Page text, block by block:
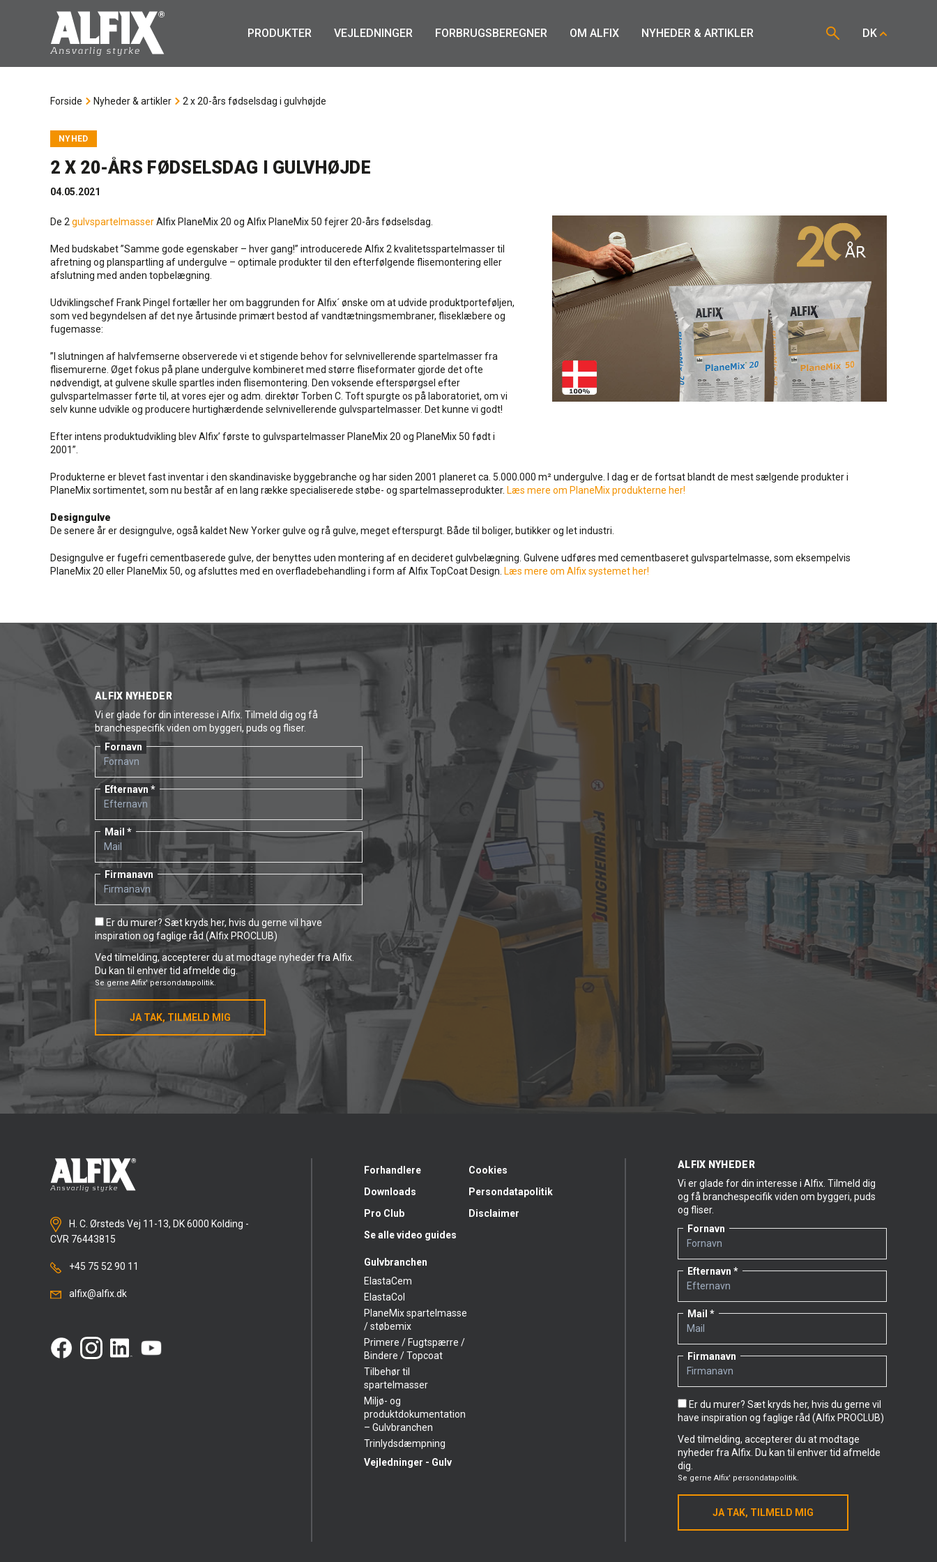
PRODUKTER VEJLEDNINGER FORBRUGSBEREGNER OM ALFIX NYHEDER & ARTIKLER DK
Forside Nyheder & artikler 2 x 20-års fødselsdag i gulvhøjde
NYHED
2 X 20-ÅRS FØDSELSDAG I GULVHØJDE
04.05.2021
De 2 gulvspartelmasserAlfix PlaneMix 20 og Alfix PlaneMix 50 fejrer 20-års fødselsdag.
Med budskabet ”Samme gode egenskaber – hver gang!” introducerede Alfix 2 kvalitetsspartelmasser til
afretning og planspartling af undergulve – optimale produkter til den efterfølgende flisemontering eller
afslutning med anden topbelægning.
Udviklingschef Frank Pingel fortæller her om baggrunden for Alfix´ ønske om at udvide produktporteføljen,
som ved begyndelsen af det nye årtusinde primært bestod af vandtætningsmembraner, fliseklæbere og
fugemasse:
”I slutningen af halvfemserne observerede vi et stigende behov for selvnivellerende spartelmasser fra
flisemurerne. Øget fokus på plane undergulve kombineret med større fliseformater gjorde det ofte
nødvendigt, at gulvene skulle spartles inden flisemontering. Den voksende efterspørgsel efter
gulvspartelmasser førte til, at vores ejer og adm. direktør Torben C. Toft spurgte os på laboratoriet, om vi
selv kunne udvikle og producere hurtighærdende selvnivellerende gulvspartelmasser. Det kunne vi godt!
Efter intens produktudvikling blev Alfix’ første to gulvspartelmasser PlaneMix 20 og PlaneMix 50 født i
2001”.
Produkterne er blevet fast inventar i den skandinaviske byggebranche og har siden 2001 planeret ca. 5.000.000 m² undergulve. I dag er de fortsat blandt de mest sælgende produkter i
PlaneMix sortimentet, som nu består af en lang række specialiserede støbe- og spartelmasseprodukter. Læs mere om PlaneMix produkterne her!
Designgulve
De senere år er designgulve, også kaldet New Yorker gulve og rå gulve, meget efterspurgt. Både til boliger, butikker og let industri.
Designgulve er fugefri cementbaserede gulve, der benyttes uden montering af en decideret gulvbelægning. Gulvene udføres med cementbaseret gulvspartelmasse, som eksempelvis
PlaneMix 20 eller PlaneMix 50, og afsluttes med en overfladebehandling i form af Alfix TopCoat Design. Læs mere om Alfix systemet her!
ALFIX NYHEDER
Vi er glade for din interesse i Alfix. Tilmeld dig og få
branchespecifik viden om byggeri, puds og fliser.
Fornavn
Efternavn
Mail
Firmanavn
Er du murer? Sæt kryds her, hvis du gerne vil have
inspiration og faglige råd (Alfix PROCLUB)
Ved tilmelding, accepterer du at modtage nyheder fra Alfix.
Du kan til enhver tid afmelde dig.
Se gerne Alfix' persondatapolitik.
JA TAK, TILMELD MIG
H. C. Ørsteds Vej 11-13, DK 6000 Kolding -
CVR 76443815
+45 75 52 90 11
alfix@alfix.dk
Forhandlere
Downloads
Pro Club
Se alle video guides
Gulvbranchen
ElastaCem
ElastaCol
PlaneMix spartelmasse
/ støbemix
Primere / Fugtspærre /
Bindere / Topcoat
Tilbehør til
spartelmasser
Miljø- og
produktdokumentation
– Gulvbranchen
Trinlydsdæmpning
Vejledninger - Gulv
Cookies
Persondatapolitik
Disclaimer
ALFIX NYHEDER
Vi er glade for din interesse i Alfix. Tilmeld dig
og få branchespecifik viden om byggeri, puds
og fliser.
Fornavn
Efternavn
Mail
Firmanavn
Er du murer? Sæt kryds her, hvis du gerne vil
have inspiration og faglige råd (Alfix PROCLUB)
Ved tilmelding, accepterer du at modtage
nyheder fra Alfix. Du kan til enhver tid afmelde
dig.
Se gerne Alfix' persondatapolitik.
JA TAK, TILMELD MIG